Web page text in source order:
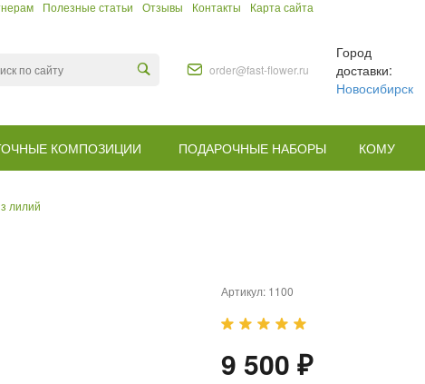
Полезные статьи Отзывы Контакты Карта сайта
order@fast-flower.ru
Город
доставки:
Новосибирск
КОМПОЗИЦИИ ПОДАРОЧНЫЕ НАБОРЫ КОМУ
лилий
Артикул: 1100
9 500 ₽